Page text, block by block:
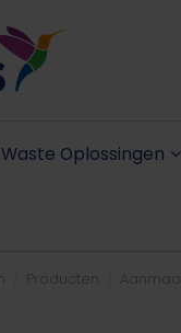
Waste Oplossingen
Producten